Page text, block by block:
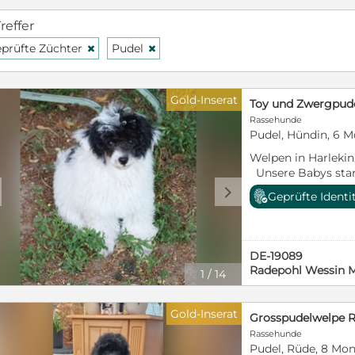
Züchter H Pudel H
1 /14
d
Gold-Inserat
Rassehunde
Pudel, Hündin, 6
Welpen in
Unsere Babys
den gleichen
genetisch
Abgabe werden
Abenteuer Leben
Frisieren ( Pudel
Auch haben sie
Geprüfte
DE-19089
Radepohl Wessin
Gold-Inserat Grosspudelwelpe
Rassehunde
Pudel, Rüde, 8